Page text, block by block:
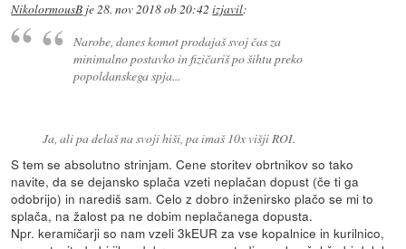
NikolormousB je28. nov 2018 ob 20:42 izjavil:
Narobe, danes komot prodajaš svoj čas za
minimalno postavko in fizičariš po šihtu preko
popoldanskega spja...
Ja, ali pa delaš na svoji hiši, pa imaš 10x višji ROI.
S tem se absolutno strinjam. Cene storitev obrtnikov so tako
navite, da se dejansko splača vzeti neplačan dopust (če ti ga
odobrijo) in narediš sam. Celo z dobro inženirsko plačo se mi to
splača, na žalost pa ne dobim neplačanega dopusta.
Npr. keramičarji so nam vzeli 3kEUR za vse kopalnice in kurilnico,